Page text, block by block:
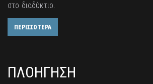
στο διαδύκτιο.
ΠΕΡΙΣΣΟΤΕΡΑ
ΠΛΟΗΓΗΣΗ